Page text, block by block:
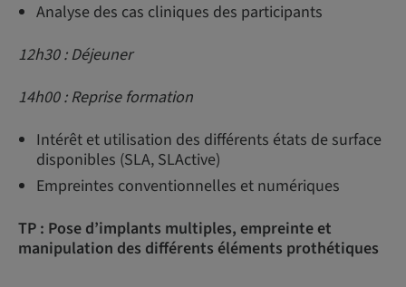
Analyse des cas cliniques des participants
12h30 : Déjeuner
14h00 : Reprise formation
Intérêt et utilisation des différents états de surface
disponibles (SLA, SLActive)
Empreintes conventionnelles et numériques
TP : Pose d’implants multiples, empreinte et
manipulation des différents éléments prothétiques